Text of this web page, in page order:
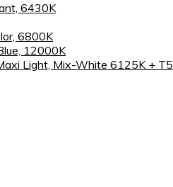
6430K
6800K
12000K
Light, Mix-White 6125K + T5